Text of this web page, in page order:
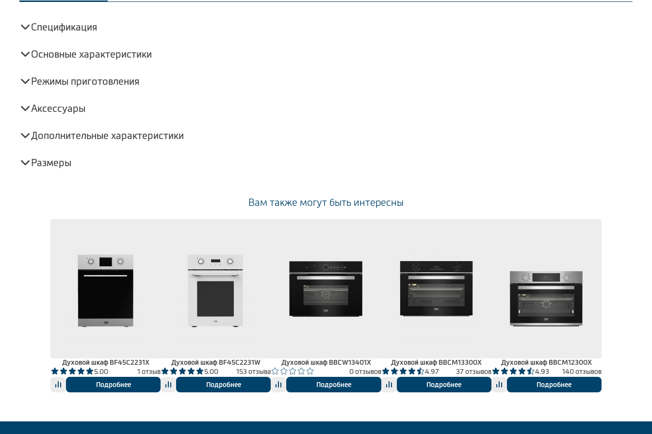
Спецификация
Основные характеристики
Режимы приготовления
Аксессуары
Дополнительные характеристики
Размеры
Вам также могут быть интересны
Духовой шкаф BF45C2231X
5.00
1 отзыв
Подробнее
Духовой шкаф BF45C2231W
5.00
153 отзыва
Подробнее
Духовой шкаф BBCW13401X
0 отзывов
Подробнее
Духовой шкаф BBCM13300X
4.97
37 отзывов
Подробнее
Духовой шкаф BBCM12300X
4.93
140 отзывов
Подробнее